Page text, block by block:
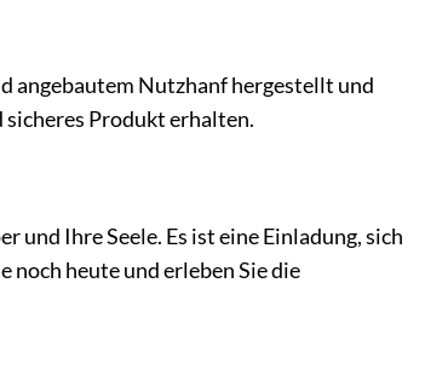
angebautem Nutzhanf hergestellt und
sicheres Produkt erhalten.
und Ihre Seele. Es ist eine Einladung, sich
noch heute und erleben Sie die